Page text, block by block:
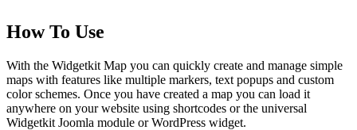
How To Use
With the Widgetkit Map you can quickly create and manage simple
maps with features like multiple markers, text popups and custom
color schemes. Once you have created a map you can load it
anywhere on your website using shortcodes or the universal
Widgetkit Joomla module or WordPress widget.